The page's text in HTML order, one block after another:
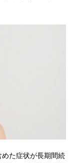
た症状が長期間続